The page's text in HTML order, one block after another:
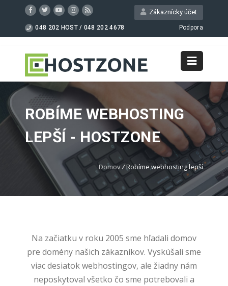
Zákaznícky účet
048 202 HOST / 048 202 4678 Podpora
ROBÍME WEBHOSTING
LEPŠÍ - HOSTZONE
Domov/Robíme webhosting lepší
Na začiatku v roku 2005 sme hľadali domov
pre domény našich zákazníkov. Vyskúšali sme
viac desiatok webhostingov, ale žiadny nám
neposkytoval všetko čo sme potrebovali a